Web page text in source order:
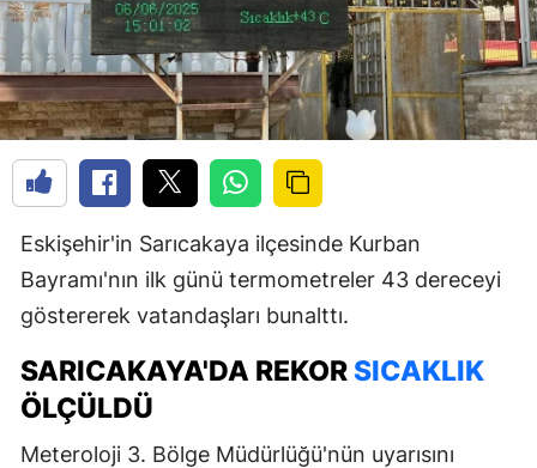
Eskişehir'in Sarıcakaya ilçesinde Kurban
Bayramı'nın ilk günü termometreler 43 dereceyi
göstererek vatandaşları bunalttı.
SARICAKAYA'DA REKORSICAKLIK
ÖLÇÜLDÜ
Meteroloji 3. Bölge Müdürlüğü'nün uyarısını